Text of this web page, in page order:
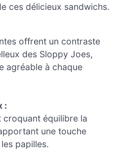
ces délicieux sandwichs.
offrent un contraste
des Sloppy Joes,
agréable à chaque
:
croquant équilibre la
une touche
papilles.